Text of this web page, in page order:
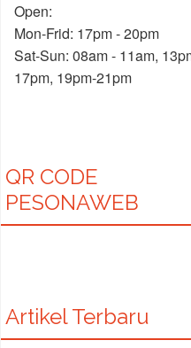
Open:
Mon-Frid: 17pm - 20pm
Sat-Sun: 08am - 11am,
17pm, 19pm-21pm
QR CODE
PESONAWEB
Artikel Terbaru